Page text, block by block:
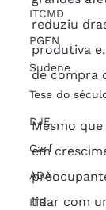
ITCMD
PGFN
Sudene
Tese do
DJE
Carf
ADA
ITR
reduziu
produtiva
de compra
Mesmo
em
lidar com